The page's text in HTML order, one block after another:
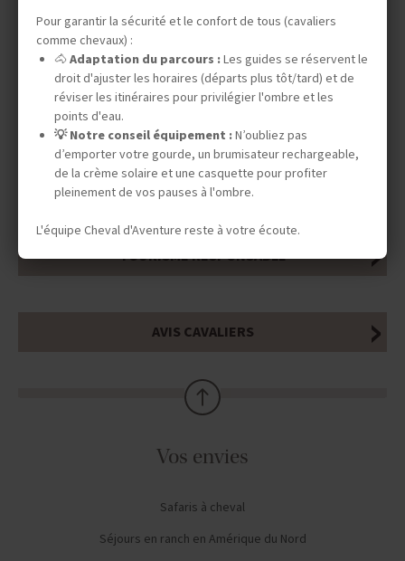
DATES & PRIX
INFOS ÉQUESTRES
INFOS PRATIQUES
TOURISME RESPONSABLE
AVIS CAVALIERS
Vos envies
Safaris à cheval
Séjours en ranch en Amérique du Nord
Pour garantir la sécurité et le confort de tous (cavaliers
comme chevaux) :
🐴 Adaptation du parcours :Les guides se réservent le
droit d'ajuster les horaires (départs plus tôt/tard) et de
réviser les itinéraires pour privilégier l'ombre et les
points d'eau.
💡 Notre conseil équipement :N’oubliez pas
d’emporter votre gourde, un brumisateur rechargeable,
de la crème solaire et une casquette pour profiter
pleinement de vos pauses à l'ombre.
L'équipe Cheval d'Aventure reste à votre écoute.